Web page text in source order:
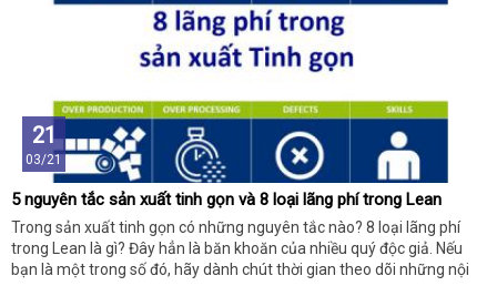
21
03/21
5 nguyên tắc sản xuất tinh gọn và 8 loại lãng phí trong Lean
Trong sản xuất tinh gọn có những nguyên tắc nào? 8 loại lãng phí
trong Lean là gì? Đây hẳn là băn khoăn của nhiều quý độc giả. Nếu
bạn là một trong số đó, hãy dành chút thời gian theo dõi những nội